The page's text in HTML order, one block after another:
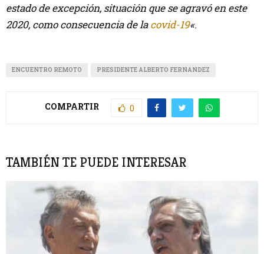
estado de excepción, situación que se agravó en este
2020, como consecuencia de lacovid-19«.
ENCUENTRO REMOTO PRESIDENTE ALBERTO FERNANDEZ
COMPARTIR 0
TAMBIÉN TE PUEDE INTERESAR